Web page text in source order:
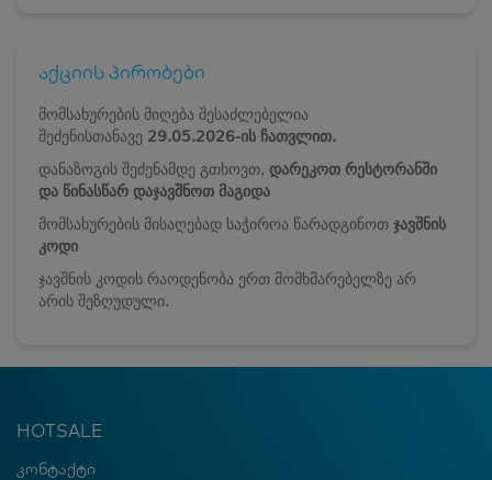
აქციის პირობები
მომსახურების მიღება შესაძლებელია
შეძენისთანავე 29.05.2026-ის ჩათვლით.
დანაზოგის შეძენამდე გთხოვთ, დარეკოთ რესტორანში
და წინასწარ დაჯავშნოთ მაგიდა
მომსახურების მისაღებად საჭიროა წარადგინოთ ჯავშნის
კოდი
ჯავშნის კოდის რაოდენობა ერთ მომხმარებელზე არ
არის შეზღუდული.
HOTSALE
კონტაქტი